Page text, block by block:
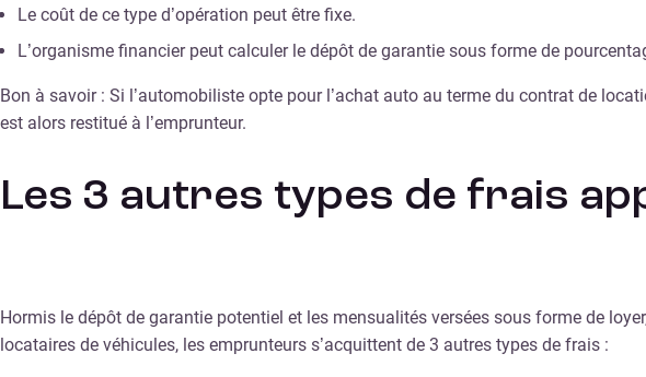
Le coût de ce type d’opération peut être fixe.
L’organisme financier peut calculer le dépôt de garantie sous forme de
Bon à savoir : Si l’automobiliste opte pour l’achat auto au terme du contrat de
est alors restitué à l’emprunteur.
Les 3 autres types de frais
Hormis le dépôt de garantie potentiel et les mensualités versées sous forme de
locataires de véhicules, les emprunteurs s’acquittent de 3 autres types de frais :